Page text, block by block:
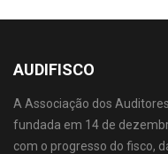
AUDIFISCO
A Associação dos
fundada em 14 de
com o progresso do fisco,